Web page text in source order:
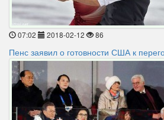
07:02 2018-02-12 86
Пенс заявил о готовности США к